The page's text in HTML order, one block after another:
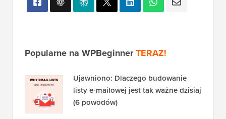
Popularne na WPBeginnerTERAZ!
Ujawniono: Dlaczego budowanie
listy e-mailowej jest tak ważne dzisiaj
(6 powodów)